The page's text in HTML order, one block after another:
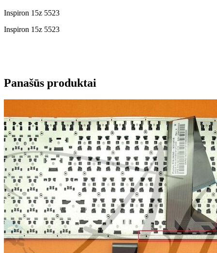
Inspiron 15z 5523
Inspiron 15z 5523
Panašūs produktai